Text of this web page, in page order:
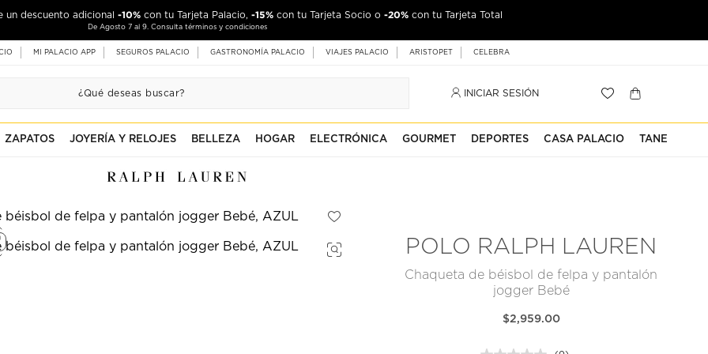
un descuento adicional -10% con tu Tarjeta Palacio, -15% con tu Tarjeta Socio o -20% con tu Tarjeta Total
De Agosto 7 al 9. Consulta términos y condiciones
MI PALACIO APP SEGUROS PALACIO GASTRONOMÍA PALACIO VIAJES PALACIO ARISTOPET CELEBRA
INICIAR SESIÓN
ZAPATOS JOYERÍA Y RELOJES BELLEZA HOGAR ELECTRÓNICA GOURMET DEPORTES CASA PALACIO TANE
POLO RALPH LAUREN
Chaqueta de béisbol de felpa y pantalón
jogger Bebé
$2,959.00